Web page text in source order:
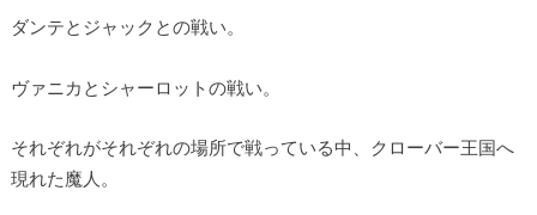
ダンテとジャックとの戦い。
ヴァニカとシャーロットの戦い。
それぞれがそれぞれの場所で戦っている中、クローバー王国へ
現れた魔人。